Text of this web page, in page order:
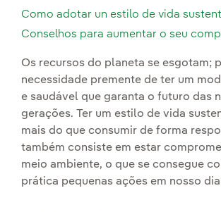
Como adotar un estilo de vida
Conselhos para aumentar o seu
Os recursos do planeta se esgotam;
necessidade premente de ter um
e saudável que garanta o futuro das
gerações. Ter um estilo de vida
mais do que consumir de forma
também consiste em estar
meio ambiente, o que se consegue
prática pequenas ações em nosso